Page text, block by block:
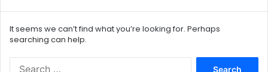
It seems we can’t find what you’re looking for. Perhaps
searching can help.